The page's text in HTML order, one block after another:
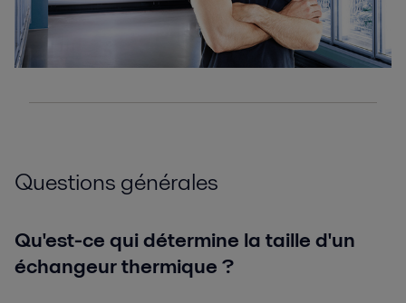
Questions générales
Qu'est-ce qui détermine la taille d'un
échangeur thermique ?